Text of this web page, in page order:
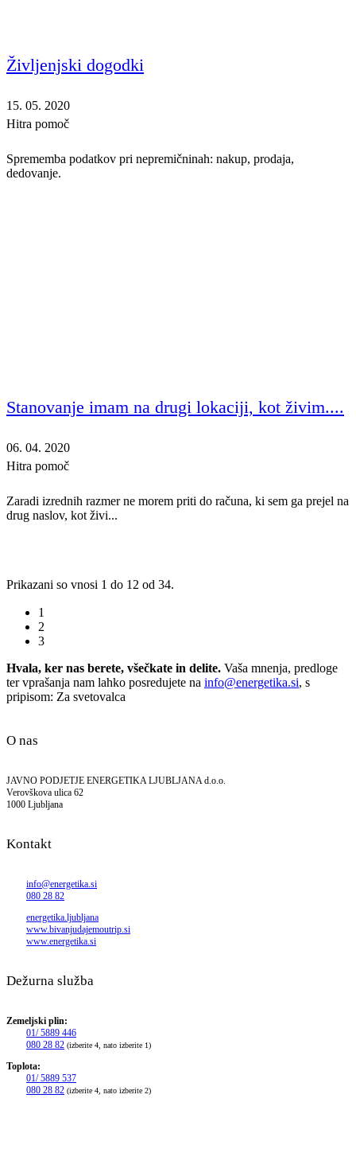
Življenjski dogodki
15. 05. 2020
Hitra pomoč
Sprememba podatkov pri nepremičninah: nakup, prodaja,
dedovanje.
Stanovanje imam na drugi lokaciji, kot živim....
06. 04. 2020
Hitra pomoč
Zaradi izrednih razmer ne morem priti do računa, ki sem ga prejel na
drug naslov, kot živi...
Prikazani so vnosi 1 do 12 od 34.
1
2
3
Hvala, ker nas berete, všečkate in delite. Vaša mnenja, predloge
ter vprašanja nam lahko posredujete na info@energetika.si, s
pripisom: Za svetovalca
O nas
JAVNO PODJETJE ENERGETIKA LJUBLJANA d.o.o.
Verovškova ulica 62
1000 Ljubljana
Kontakt
info@energetika.si
080 28 82
energetika.ljubljana
www.bivanjudajemoutrip.si
www.energetika.si
Dežurna služba
Zemeljski plin:
01/ 5889 446
080 28 82 (izberite 4, nato izberite 1)
Toplota:
01/ 5889 537
080 28 82 (izberite 4, nato izberite 2)